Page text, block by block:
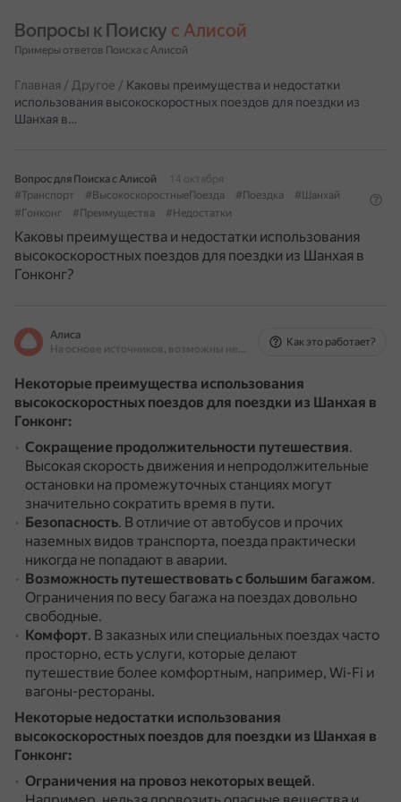
Вопросы к Поиску с Алисой
Примеры ответов Поиска с Алисой
Главная / Другое / Каковы преимущества и недостатки
использования высокоскоростных поездов для поездки из
Шанхая в…
Вопрос для Поиска с Алисой
14 октября
#Транспорт
#ВысокоскоростныеПоезда #Поездка
#Шанхай
#Гонконг
#Преимущества #Недостатки
Каковы преимущества и недостатки использования
высокоскоростных поездов для поездки из Шанхая в
Гонконг?
Алиса
На основе источников, возможны неточности
Как это работает?
Некоторые преимущества использования
высокоскоростных поездов для поездки из Шанхая в
Гонконг:
Сокращение продолжительности путешествия.
Высокая скорость движения и непродолжительные
остановки на промежуточных станциях могут
значительно сократить время в пути.
Безопасность. В отличие от автобусов и прочих
наземных видов транспорта, поезда практически
никогда не попадают в аварии.
Возможность путешествовать с большим багажом.
Ограничения по весу багажа на поездах довольно
свободные.
Комфорт. В заказных или специальных поездах часто
просторно, есть услуги, которые делают
путешествие более комфортным, например, Wi-Fi и
вагоны-рестораны.
Некоторые недостатки использования
высокоскоростных поездов для поездки из Шанхая в
Гонконг:
Ограничения на провоз некоторых вещей.